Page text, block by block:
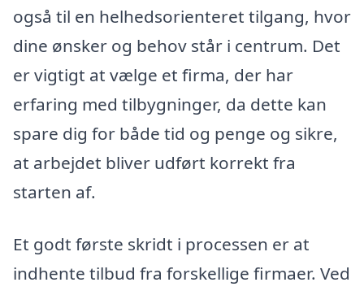
også til en helhedsorienteret tilgang, hvor
dine ønsker og behov står i centrum. Det
er vigtigt at vælge et firma, der har
erfaring med tilbygninger, da dette kan
spare dig for både tid og penge og sikre,
at arbejdet bliver udført korrekt fra
starten af.
Et godt første skridt i processen er at
indhente tilbud fra forskellige firmaer. Ved